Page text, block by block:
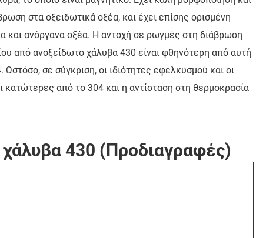
στα οξειδωτικά οξέα, και έχει επίσης ορισμένη
και ανόργανα οξέα. Η αντοχή σε ρωγμές στη διάβρωση
από ανοξείδωτο χάλυβα 430 είναι φθηνότερη από αυτή
σε σύγκριση, οι ιδιότητες εφελκυσμού και οι
από το 304 και η αντίσταση στη θερμοκρασία
430 (Προδιαγραφές)